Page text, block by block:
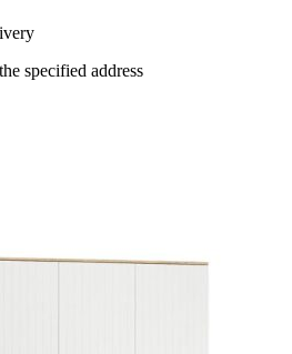
specified address